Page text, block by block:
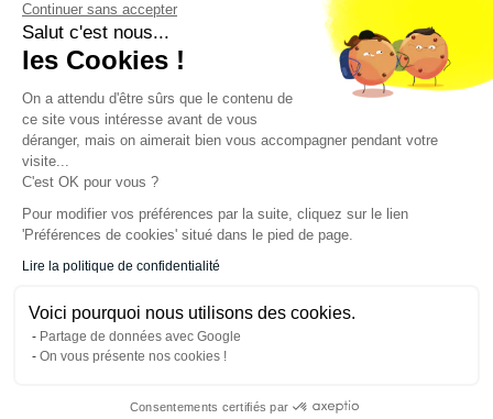
Continuer sans accepter
Salut c'est nous...
les Cookies !
On a attendu d'être sûrs que le contenu de
ce site vous intéresse avant de vous
déranger, mais on aimerait bien vous accompagner pendant votre
visite...
C'est OK pour vous ?
Pour modifier vos préférences par la suite, cliquez sur le lien
'Préférences de cookies' situé dans le pied de page.
Lire la politique de confidentialité
Voici pourquoi nous utilisons des cookies.
Partage de données avec Google
On vous présente nos cookies !
Consentements certifiés par
Newsletter
Enregistrez vous à la newsletter
Restez à l'actualité sur nos produits et les offres du
moment
NOS SERVICES
INFORMATIONS